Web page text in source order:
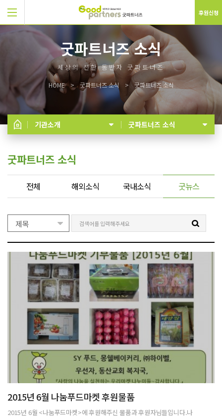
후원신청
굿파트너즈 소식
세상의 선한 동반자 굿파트너즈
HOME 굿파트너즈 소식 굿파트너즈 소식
기관소개 굿파트너즈 소식
굿파트너즈 소식
전체 해외소식 국내소식 굿뉴스
2015년 6월 나눔푸드마켓 후원물품
2015년 6월 <나눔푸드마켓>에 후원해주신 물품과 후원자님들입니다.나